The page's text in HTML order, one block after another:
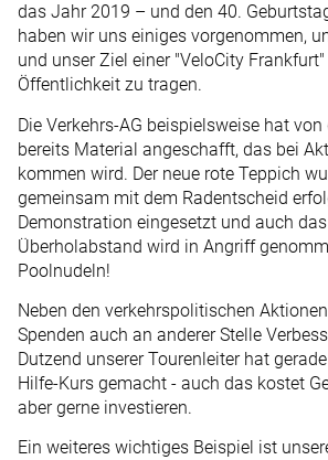
das Jahr 2019 – und den 40.
haben wir uns einiges vorgenommen,
und unser Ziel einer "VeloCity
Öffentlichkeit zu tragen.
Die Verkehrs-AG beispielsweise hat von
bereits Material angeschafft, das bei
kommen wird. Der neue rote Teppich
gemeinsam mit dem Radentscheid
Demonstration eingesetzt und auch
Überholabstand wird in Angriff
Poolnudeln!
Neben den verkehrspolitischen
Spenden auch an anderer Stelle
Dutzend unserer Tourenleiter hat
Hilfe-Kurs gemacht - auch das kostet
aber gerne investieren.
Ein weiteres wichtiges Beispiel ist